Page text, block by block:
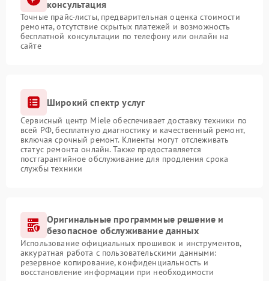
консультация
Точные прайс-листы, предварительная оценка стоимости
ремонта, отсутствие скрытых платежей и возможность
бесплатной консультации по телефону или онлайн на
сайте
Широкий спектр услуг
Сервисный центр Miele обеспечивает доставку техники по
всей РФ, бесплатную диагностику и качественный ремонт,
включая срочный ремонт. Клиенты могут отслеживать
статус ремонта онлайн. Также предоставляется
постгарантийное обслуживание для продления срока
службы техники
Оригинальные программные решение и
безопасное обслуживание данных
Использование официальных прошивок и инструментов,
аккуратная работа с пользовательскими данными:
резервное копирование, конфиденциальность и
восстановление информации при необходимости